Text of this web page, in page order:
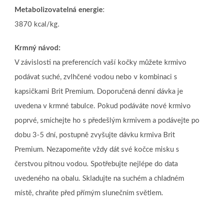
Metabolizovatelná energie:
3870 kcal/kg.
Krmný návod:
V závislosti na preferencích vaší kočky můžete krmivo
podávat suché, zvlhčené vodou nebo v kombinaci s
kapsičkami Brit Premium. Doporučená denní dávka je
uvedena v krmné tabulce. Pokud podáváte nové krmivo
poprvé, smíchejte ho s předešlým krmivem a podávejte po
dobu 3-5 dní, postupně zvyšujte dávku krmiva Brit
Premium. Nezapomeňte vždy dát své kočce misku s
čerstvou pitnou vodou. Spotřebujte nejlépe do data
uvedeného na obalu. Skladujte na suchém a chladném
místě, chraňte před přímým slunečním světlem.